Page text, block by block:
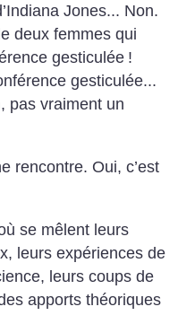
Jones... Non.
deux femmes qui
gesticulée !
gesticulée...
pas vraiment un
rencontre. Oui, c’est
se mêlent leurs
leurs expériences de
leurs coups de
apports théoriques